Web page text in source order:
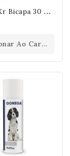
U
Rpro Xr Bicapa 30 Comp.
Ao Carrinho